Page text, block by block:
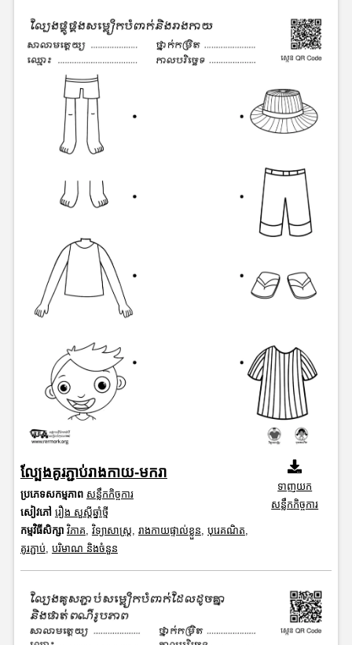
ល្បែងគូរភ្ជាប់រាងកាយ-មករា
ប្រភេទសកម្មភាព សន្លឹកកិច្ចការ
សៀវភៅ រឿង សួស្តីឆ្នាំថ្មី
កម្មវិធីសិក្សា វិភាគ វិទ្យាសាស្រ្ត រាងកាយផ្ទាល់ខ្លួន បុរេគណិត
គូរភ្ជាប់, បរិមាណ និងចំនួន
ទាញយក
សន្លឹកកិច្ចការ